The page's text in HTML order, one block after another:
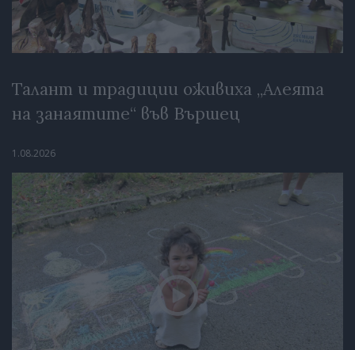
Талант и традиции оживиха „Алеята
на занаятите“ във Вършец
1.08.2026